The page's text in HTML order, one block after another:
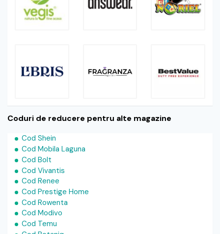
Coduri de reducere pentru alte magazine
Cod Shein
Cod Mobila Laguna
Cod Bolt
Cod Vivantis
Cod Renee
Cod Prestige Home
Cod Rowenta
Cod Modivo
Cod Temu